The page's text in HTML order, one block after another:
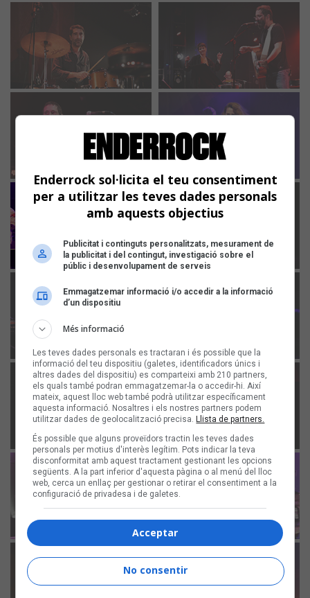
Enderrock sol·licita el teu consentiment
per a utilitzar les teves dades personals
amb aquests objectius
Publicitat i continguts personalitzats, mesurament de
la publicitat i del contingut, investigació sobre el
públic i desenvolupament de serveis
Emmagatzemar informació i/o accedir a la informació
d’un dispositiu
Més informació
Les teves dades personals es tractaran i és possible que la
informació del teu dispositiu (galetes, identificadors únics i
altres dades del dispositiu) es comparteixi amb 210 partners,
els quals també podran emmagatzemar-la o accedir-hi. Així
mateix, aquest lloc web també podrà utilitzar específicament
aquesta informació. Nosaltres i els nostres partners podem
utilitzar dades de geolocalització precisa. Llista de partners.
És possible que alguns proveïdors tractin les teves dades
personals per motius d'interès legítim. Pots indicar la teva
disconformitat amb aquest tractament gestionant les opcions
següents. A la part inferior d'aquesta pàgina o al menú del lloc
web, cerca un enllaç per gestionar o retirar el consentiment a la
configuració de privadesa i de galetes.
Acceptar
No consentir